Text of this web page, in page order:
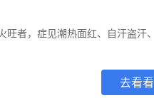
去看看